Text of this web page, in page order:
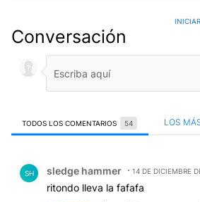
Conversación
TODOS LOS COMENTARIOS 54 LOS
SH sledge hammer 14 DE DICIEMBRE
ritondo lleva la fafafa